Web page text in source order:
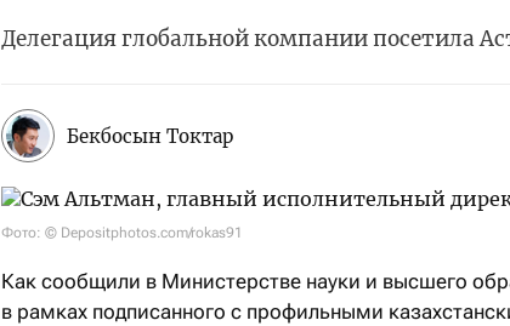
Делегация глобальной компании посетила
Бекбосын Токтар
Фото: © Depositphotos.com/rokas91
Как сообщили в Министерстве науки и высшего
в рамках подписанного с профильными